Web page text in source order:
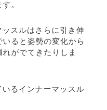
。
スルはさらに引き伸
ると姿勢の変化から
がでてきたりしま
るインナーマッスル